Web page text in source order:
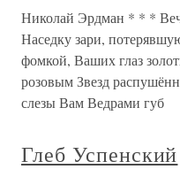
Николай Эрдман * * *
Наседку зари,
фомкой, Ваших глаз
розовым Звезд
слезы Вам Ведрами губ
Глеб Успенский